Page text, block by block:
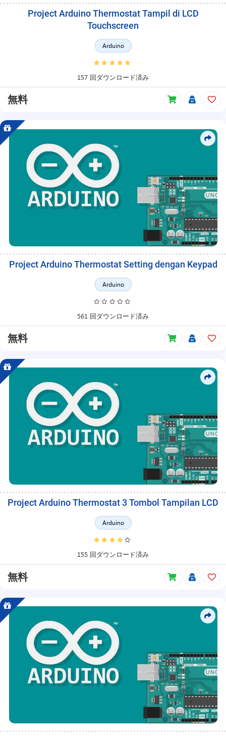
Project Arduino Thermostat Tampil di LCD
Touchscreen
Arduino
157 回ダウンロード済み
無料
Project Arduino Thermostat Setting dengan Keypad
Arduino
561 回ダウンロード済み
無料
Project Arduino Thermostat 3 Tombol Tampilan LCD
Arduino
155 回ダウンロード済み
無料